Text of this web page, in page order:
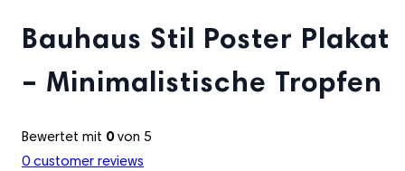
Bauhaus Stil Poster Plakat
– Minimalistische Tropfen
Bewertet mit 0von 5
0 customer reviews